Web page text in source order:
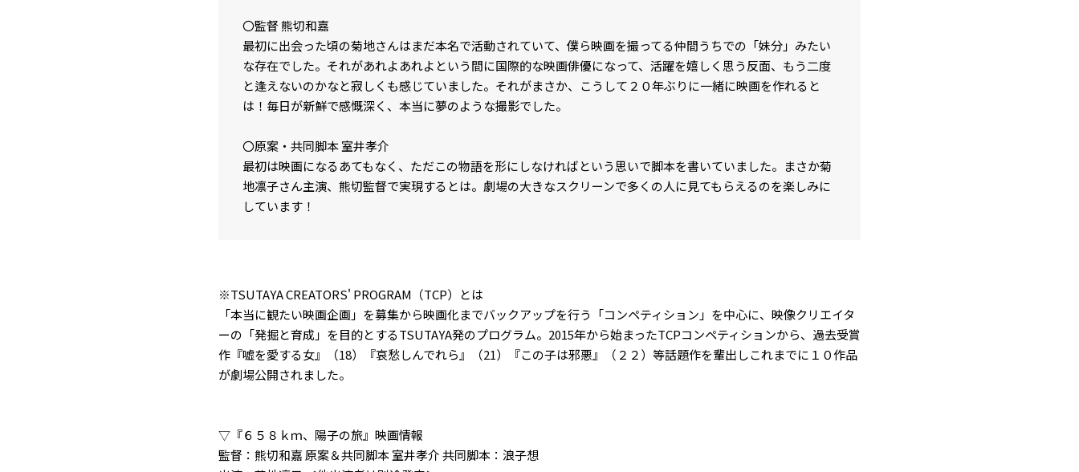
〇監督 熊切和嘉
最初に出会った頃の菊地さんはまだ本名で活動されていて、僕ら映画を撮ってる仲間うちでの「妹分」みたい
な存在でした。それがあれよあれよという間に国際的な映画俳優になって、活躍を嬉しく思う反面、もう二度
と逢えないのかなと寂しくも感じていました。それがまさか、こうして２０年ぶりに一緒に映画を作れると
は！毎日が新鮮で感慨深く、本当に夢のような撮影でした。
〇原案・共同脚本 室井孝介
最初は映画になるあてもなく、ただこの物語を形にしなければという思いで脚本を書いていました。まさか菊
地凛子さん主演、熊切監督で実現するとは。劇場の大きなスクリーンで多くの人に見てもらえるのを楽しみに
しています！
※TSUTAYA CREATORS' PROGRAM（TCP）とは
「本当に観たい映画企画」を募集から映画化までバックアップを行う「コンペティション」を中心に、映像クリエイタ
ーの「発掘と育成」を目的とするTSUTAYA発のプログラム。2015年から始まったTCPコンペティションから、過去受賞
作『嘘を愛する女』（18）『哀愁しんでれら』（21）『この子は邪悪』（２２）等話題作を輩出しこれまでに１０作品
が劇場公開されました。
▽『６５８ｋｍ、陽子の旅』映画情報
監督：熊切和嘉 原案＆共同脚本 室井孝介 共同脚本：浪子想